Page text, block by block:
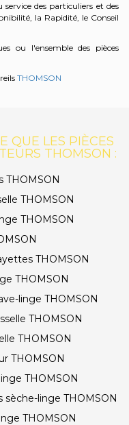
des particuliers et des
la Rapidité, le Conseil
ou l'ensemble des pièces
THOMSON
QUE LES PIÈCES
THOMSON :
THOMSON
THOMSON
THOMSON
THOMSON
THOMSON
linge THOMSON
THOMSON
THOMSON
THOMSON
THOMSON
sèche-linge THOMSON
THOMSON